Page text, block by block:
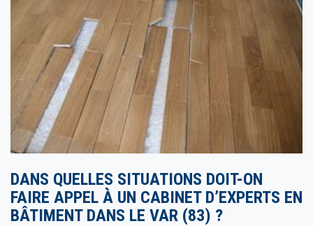
DANS QUELLES SITUATIONS DOIT-ON
FAIRE APPEL À UN CABINET D’EXPERTS EN
BÂTIMENT DANS LE VAR (83) ?